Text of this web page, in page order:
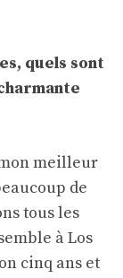
quels sont
meilleur
de
tous les
à Los
cinq ans et